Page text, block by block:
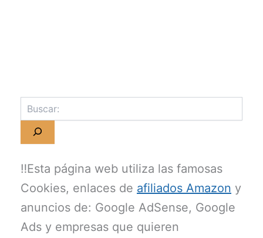
‼️Esta página web utiliza las famosas
Cookies, enlaces de afiliados Amazon y
anuncios de: Google AdSense, Google
Ads y empresas que quieren